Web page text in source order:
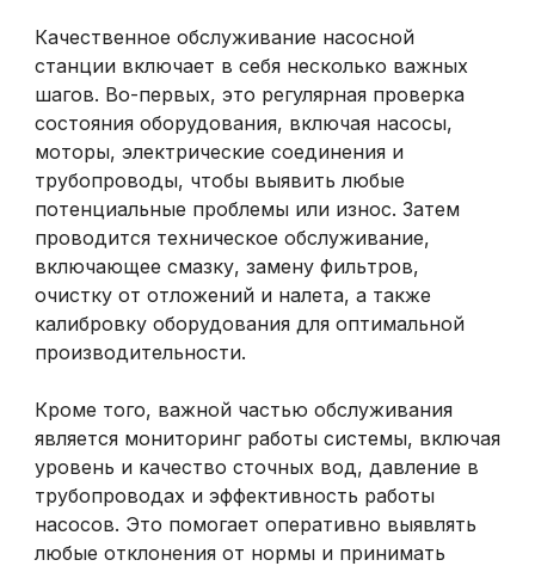
Качественное обслуживание насосной
станции включает в себя несколько важных
шагов. Во-первых, это регулярная проверка
состояния оборудования, включая насосы,
моторы, электрические соединения и
трубопроводы, чтобы выявить любые
потенциальные проблемы или износ. Затем
проводится техническое обслуживание,
включающее смазку, замену фильтров,
очистку от отложений и налета, а также
калибровку оборудования для оптимальной
производительности.
Кроме того, важной частью обслуживания
является мониторинг работы системы, включая
уровень и качество сточных вод, давление в
трубопроводах и эффективность работы
насосов. Это помогает оперативно выявлять
любые отклонения от нормы и принимать